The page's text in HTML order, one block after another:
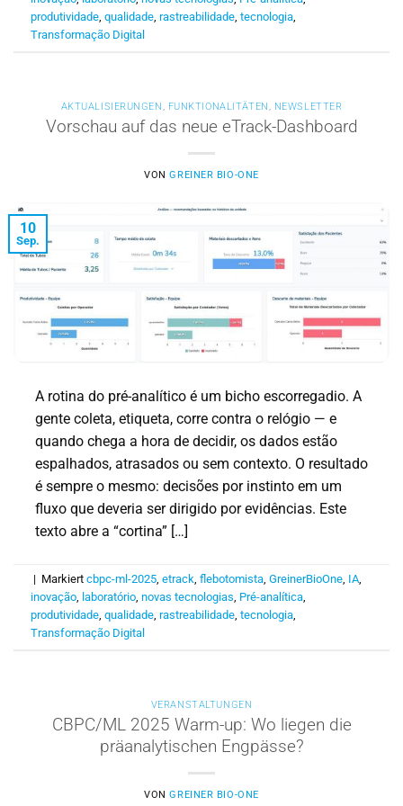
produtividade,qualidade,rastreabilidade,tecnologia,
Transformação Digital
AKTUALISIERUNGEN, FUNKTIONALITÄTEN, NEWSLETTER
Vorschau auf das neue eTrack-Dashboard
VONGREINER BIO-ONE
10
Sep.
A rotina do pré-analítico é um bicho escorregadio. A
gente coleta, etiqueta, corre contra o relógio — e
quando chega a hora de decidir, os dados estão
espalhados, atrasados ou sem contexto. O resultado
é sempre o mesmo: decisões por instinto em um
fluxo que deveria ser dirigido por evidências. Este
texto abre a “cortina” […]
| Markiertcbpc-ml-2025,etrack,flebotomista,GreinerBioOne, IA,
inovação, laboratório,novas tecnologias, Pré-analítica,
produtividade,qualidade,rastreabilidade,tecnologia,
Transformação Digital
VERANSTALTUNGEN
CBPC/ML 2025 Warm-up: Wo liegen die
präanalytischen Engpässe?
VONGREINER BIO-ONE